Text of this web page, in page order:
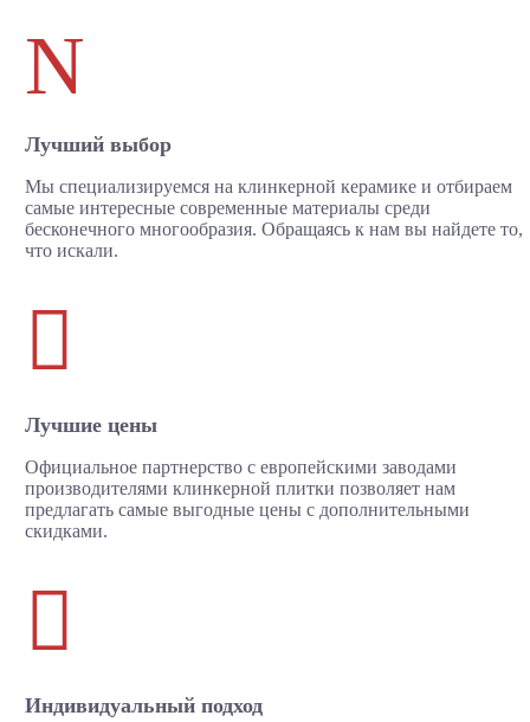
N
Лучший выбор
Мы специализируемся на клинкерной керамике и отбираем
самые интересные современные материалы среди
бесконечного многообразия. Обращаясь к нам вы найдете то,
что искали.

Лучшие цены
Официальное партнерство с европейскими заводами
производителями клинкерной плитки позволяет нам
предлагать самые выгодные цены с дополнительными
скидками.

Индивидуальный подход